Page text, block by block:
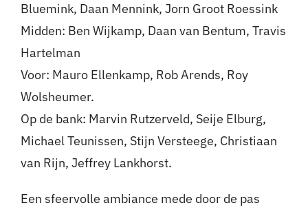
Bluemink, Daan Mennink, Jorn Groot Roessink
Midden: Ben Wijkamp, Daan van Bentum, Travis
Hartelman
Voor: Mauro Ellenkamp, Rob Arends, Roy
Wolsheumer.
Op de bank: Marvin Rutzerveld, Seije Elburg,
Michael Teunissen, Stijn Versteege, Christiaan
van Rijn, Jeffrey Lankhorst.
Een sfeervolle ambiance mede door de pas